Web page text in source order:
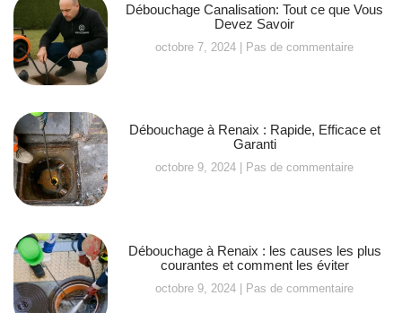
Débouchage Canalisation: Tout ce que Vous
Devez Savoir
octobre 7, 2024 Pas de commentaire
Débouchage à Renaix : Rapide, Efficace et
Garanti
octobre 9, 2024 Pas de commentaire
Débouchage à Renaix : les causes les plus
courantes et comment les éviter
octobre 9, 2024 Pas de commentaire